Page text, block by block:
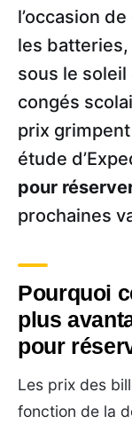
l’occasion
les batteries,
sous le
congés
prix
étude
pour
prochaines
Pourquoi
plus
pour
Les prix des
fonction de la